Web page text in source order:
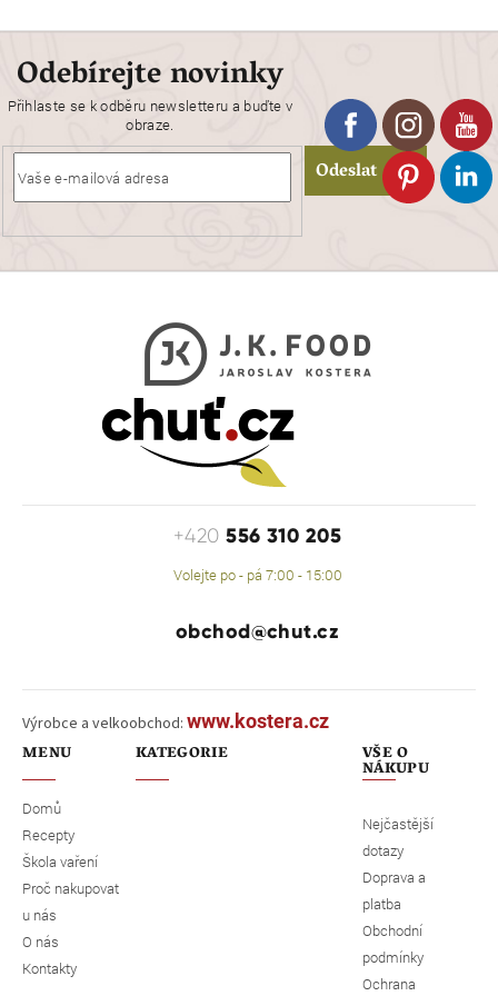
í
p
r
k
p
s
Odebírejte novinky
Přihlaste se k odběru newsletteru a buďte v
obraze.
Odeslat
+420556 310 205
Volejte po - pá 7:00 - 15:00
obchod@chut.cz
Výrobce a velkoobchod: www.kostera.cz
MENU
Domů
Recepty
Škola vaření
Proč nakupovat
u nás
O nás
Kontakty
KATEGORIE VŠE O
NÁKUPU
Nejčastější
dotazy
Doprava a
platba
Obchodní
podmínky
Ochrana